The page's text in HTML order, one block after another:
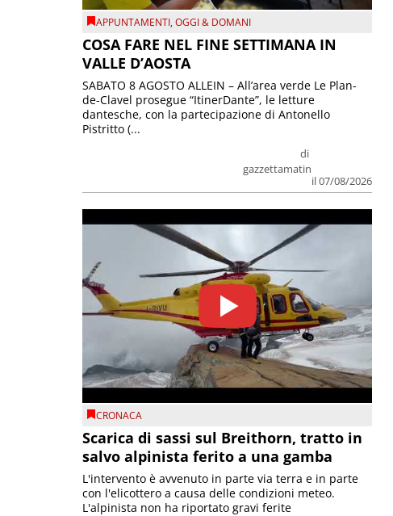
APPUNTAMENTI,OGGI & DOMANI
COSA FARE NEL FINE SETTIMANA IN
VALLE D’AOSTA
di
gazzettamatin
il 07/08/2026
SABATO 8 AGOSTO ALLEIN – All’area verde Le Plan-
de-Clavel prosegue “ItinerDante”, le letture
dantesche, con la partecipazione di Antonello
Pistritto (...
CRONACA
Scarica di sassi sul Breithorn, tratto in
salvo alpinista ferito a una gamba
L'intervento è avvenuto in parte via terra e in parte
con l'elicottero a causa delle condizioni meteo.
L'alpinista non ha riportato gravi ferite